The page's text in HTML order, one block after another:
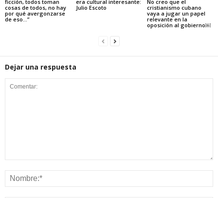
ficción, todos toman
cosas de todos, no hay
por qué avergonzarse
de eso…”
era cultural interesante:
Julio Escoto
No creo que el
cristianismo cubano
vaya a jugar un papel
relevante en la
oposición al gobierno￼
Dejar una respuesta